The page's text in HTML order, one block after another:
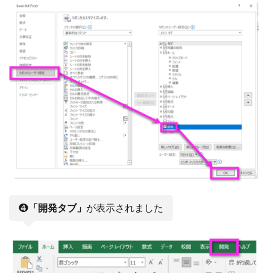
❹ 「開発タブ」 が表示されました